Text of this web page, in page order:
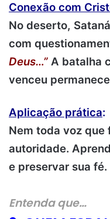
Conexão com
No deserto,
com
Deus…” A batalha
venceu
Aplicação prática:
Nem toda voz que
autoridade.
e preservar sua fé.
Entenda que…